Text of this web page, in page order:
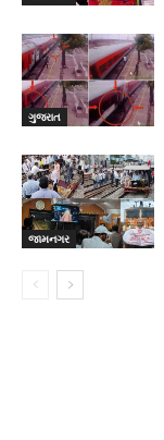
ગુજરાત
જામનગર